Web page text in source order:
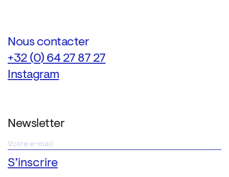
Nous contacter
+32 (0) 64 27 87 27
Instagram
Newsletter